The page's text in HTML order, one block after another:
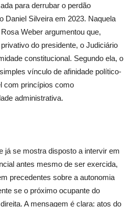
para derrubar o perdão
Daniel Silveira em 2023. Naquela
Weber argumentou que,
do presidente, o Judiciário
constitucional. Segundo ela, o
vínculo de afinidade político-
com princípios como
administrativa.
já se mostra disposto a intervir em
antes mesmo de ser exercida,
precedentes sobre a autonomia
se o próximo ocupante do
A mensagem é clara: atos do